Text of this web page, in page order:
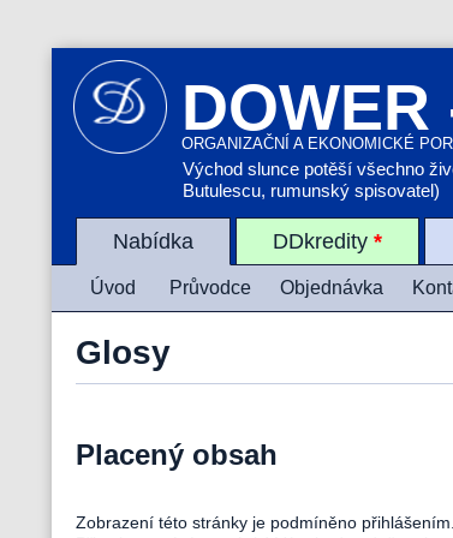
DOWER
ORGANIZAČNÍ A EKONOMICKÉ
Východ slunce potěší všechno
Butulescu, rumunský spisovatel)
Nabídka DDkredity *
Úvod Průvodce Objednávka
Glosy
Placený obsah
Zobrazení této stránky je podmíněno přihlášením.